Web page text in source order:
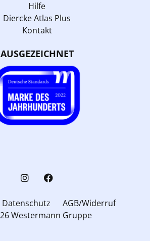
Hilfe
Diercke Atlas Plus
Kontakt
AUSGEZEICHNET
Datenschutz
AGB/Widerruf
Westermann Gruppe